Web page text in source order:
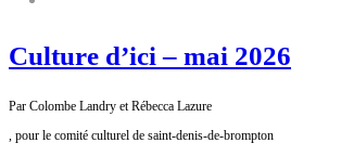
Culture d’ici – mai 2026
Par Colombe Landry et Rébecca Lazure
, pour le comité culturel de saint-denis-de-brompton